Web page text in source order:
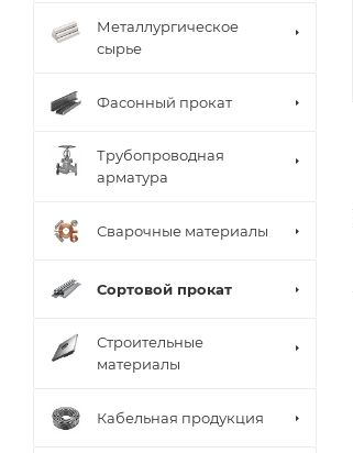
Металлургическое
сырье
Фасонный прокат
Трубопроводная
арматура
Сварочные материалы
Сортовой прокат
Строительные
материалы
Кабельная продукция